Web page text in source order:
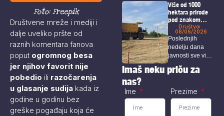
Foto: Freepik
Društvene mreže i mediji i
dalje uveliko pršte od
raznih komentara fanova
poput ogromnog besa
jer njihov favorit nije
pobedio ili razočarenja
u glasanje sudija kada iz
godine u godinu bez
greške pogađaju koja će
za porodilje,
onkološke
bolesnike...
Više od 1000
hektara prirode
pod znakom
pitanja: U planu
je izgradnja
velikog
rudarskog
kompleksa u
blizini Zaječara
Društvo
08/06/2026
Poslednjih
nedelju dana
javnosti sve više
istražni radovi...
Imaš neku priču za
nas?
Ime Prezime